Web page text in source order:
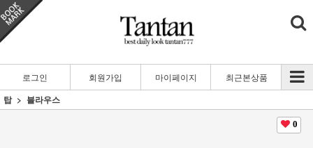
로그인 회원가입 마이페이지 최근본상품
탑 블라우스
0